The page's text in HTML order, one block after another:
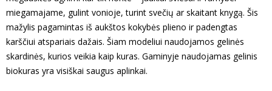
miegamajame, gulint vonioje, turint svečių ar skaitant knygą. Šis
mažylis pagamintas iš aukštos kokybės plieno ir padengtas
karščiui atspariais dažais. Šiam modeliui naudojamos gelinės
skardinės, kurios veikia kaip kuras. Gaminyje naudojamas gelinis
biokuras yra visiškai saugus aplinkai.